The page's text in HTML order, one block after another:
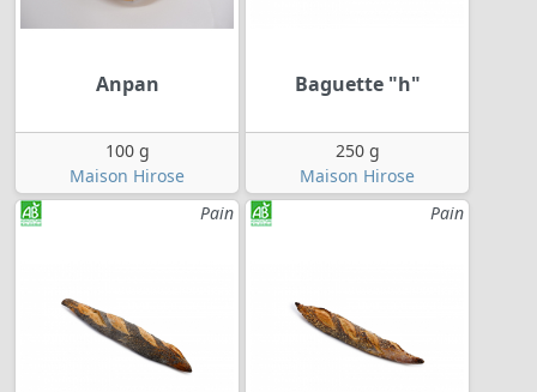
Anpan
100 g
Maison Hirose
Baguette "h"
250 g
Maison Hirose
Pain
Pain